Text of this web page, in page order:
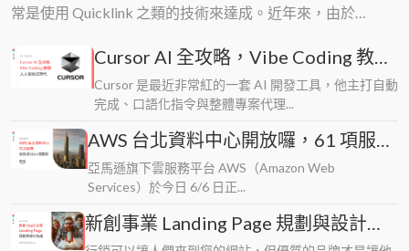
常是使用 Quicklink 之類的技術來達成。近年來，由於
得更容易實現。這項新的瀏覽器功能，只需幾行 HTM...
Cursor AI 全攻略，Vibe Coding 教
學，人人寫程式時代來臨
Cursor 是最近非常紅的一套 AI 開發工具，他主打自動
完成、口語化指令與整體專案代理...
AWS 台北資料中心開放囉，61 項服務
推出，如何開啟 ap-east-2 區域
亞馬遜旗下雲服務平台 AWS（Amazon Web
Services）於今日 6/6 日正...
新創事業 Landing Page 規劃與設計指
南，給 Startup 與 SaaS 的基本功